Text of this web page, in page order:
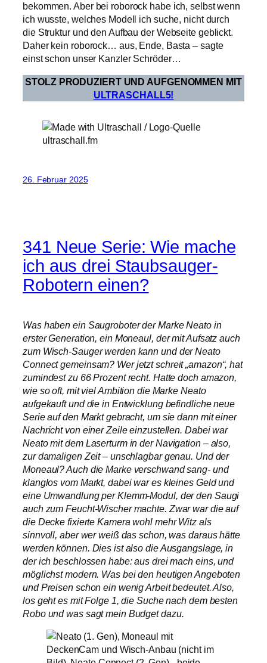
bekommen. Aber bei roborock habe ich, selbst wenn
ich wusste, welches Modell ich suche, nicht durch
die Struktur und den Aufbau der Webseite geblickt.
Daher kein roborock… aus, Ende, Basta – sagte
einst schon unser Kanzler Schröder…
STOLZ PRODUZIERT UND AUFGENOMMEN MIT
ULTRASCHALL5!
26. Februar 2025
341 Neue Serie: Wie mache
ich aus drei Staubsauger-
Robotern einen?
Was haben ein Saugroboter der Marke Neato in
erster Generation, ein Moneaul, der mit Aufsatz auch
zum Wisch-Sauger werden kann und der Neato
Connect gemeinsam? Wer jetzt schreit „amazon“, hat
zumindest zu 66 Prozent recht. Hatte doch amazon,
wie so oft, mit viel Ambition die Marke Neato
aufgekauft und die in Entwicklung befindliche neue
Serie auf den Markt gebracht, um sie dann mit einer
Nachricht von einer Zeile einzustellen. Dabei war
Neato mit dem Laserturm in der Navigation – also,
zur damaligen Zeit – unschlagbar genau. Und der
Moneaul? Auch die Marke verschwand sang- und
klanglos vom Markt, dabei war es kleines Geld und
eine Umwandlung per Klemm-Modul, der den Saugi
auch zum Feucht-Wischer machte. Zwar war die auf
die Decke fixierte Kamera wohl mehr Witz als
sinnvoll, aber wer weiß das schon, was daraus hätte
werden können. Dies ist also die Ausgangslage, in
der ich beschlossen habe: aus drei mach eins, und
möglichst modern. Was bei den heutigen Angeboten
und Preisen schon ein wenig Arbeit bedeutet. Also,
los geht es mit Folge 1, die Suche nach dem besten
Robo und was sagt mein Budget dazu.